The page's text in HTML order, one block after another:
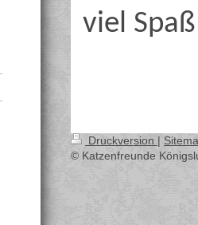
viel
Druckversion |
© Katzenfreunde